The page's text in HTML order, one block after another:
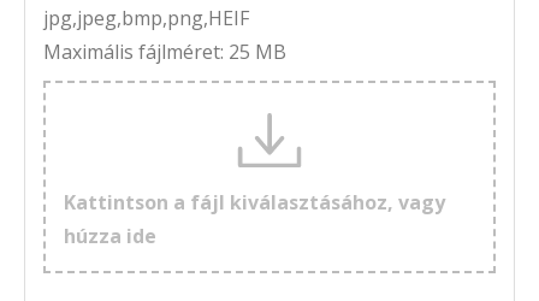
jpg,jpeg,bmp,png,HEIF
Maximális fájlméret: 25 MB
Kattintson a fájl kiválasztásához, vagy
húzza ide